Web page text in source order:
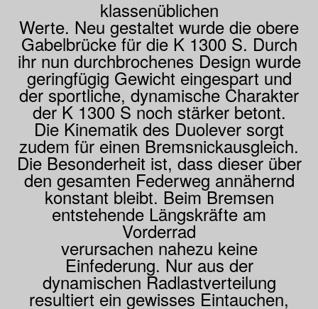
klassenüblichen
Werte. Neu gestaltet wurde die obere
Gabelbrücke für die K 1300 S. Durch
ihr nun durchbrochenes Design wurde
geringfügig Gewicht eingespart und
der sportliche, dynamische Charakter
der K 1300 S noch stärker betont.
Die Kinematik des Duolever sorgt
zudem für einen Bremsnickausgleich.
Die Besonderheit ist, dass dieser über
den gesamten Federweg annähernd
konstant bleibt. Beim Bremsen
entstehende Längskräfte am
Vorderrad
verursachen nahezu keine
Einfederung. Nur aus der
dynamischen Radlastverteilung
resultiert ein gewisses Eintauchen,